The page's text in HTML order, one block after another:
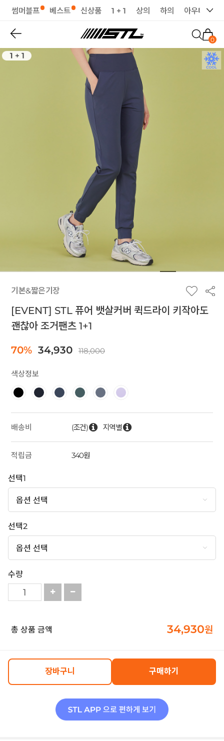
썸머블프 베스트 신상품 1 + 1 상의 하의 아우터
0
기본&짧은기장
[EVENT] STL 퓨어 뱃살커버 퀵드라이 키작아도
괜찮아 조거팬츠 1+1
70% 34,930 118,000
색상정보
배송비 (조건) 지역별
적립금 340원
선택1
선택2
수량
총 상품 금액 34,930원
장바구니 구매하기